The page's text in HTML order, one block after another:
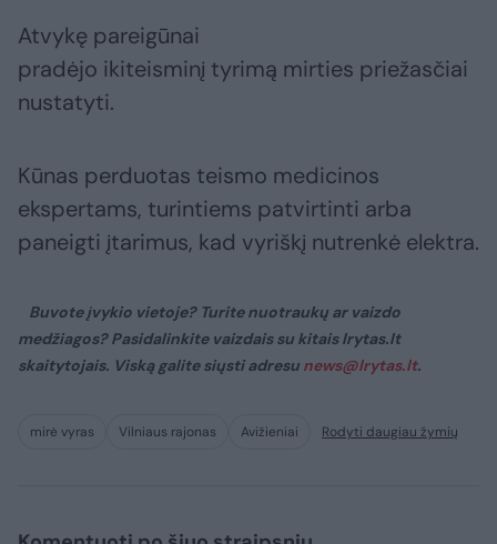
Atvykę pareigūnai
pradėjo ikiteisminį tyrimą mirties priežasčiai
nustatyti.
Kūnas perduotas teismo medicinos
ekspertams, turintiems patvirtinti arba
paneigti įtarimus, kad vyriškį nutrenkė elektra.
Buvote įvykio vietoje? Turite nuotraukų ar vaizdo
medžiagos? Pasidalinkite vaizdais su kitais lrytas.lt
skaitytojais. Viską galite siųsti adresu news@lrytas.lt.
mirė vyras Vilniaus rajonas Avižieniai Rodyti daugiau žymių